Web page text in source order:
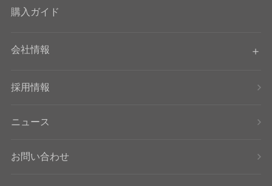
購入ガイド
会社情報
採用情報
ニュース
お問い合わせ